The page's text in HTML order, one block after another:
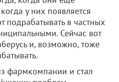
у них появляется
подрабатывать в частных
Сейчас вот
и, возможно, тоже
фармкомпании и стал